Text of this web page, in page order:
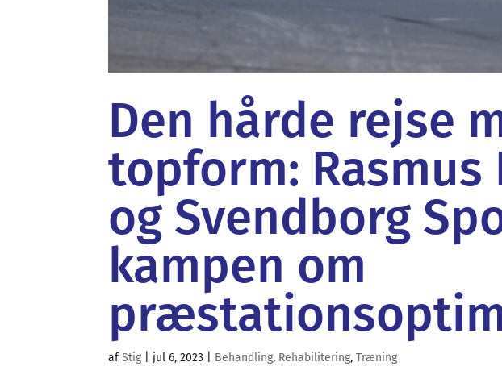
Den hårde rejse
topform: Rasmus
og Svendborg
kampen om
afStig jul 6, 2023 Behandling, Rehabilitering,Træning